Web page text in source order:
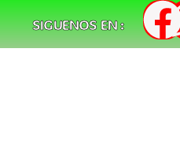
SIGUENOS EN :